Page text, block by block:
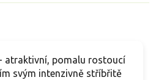
kterou si uchovává i v
- atraktivní, pomalu rostoucí
svým intenzivně stříbřitě